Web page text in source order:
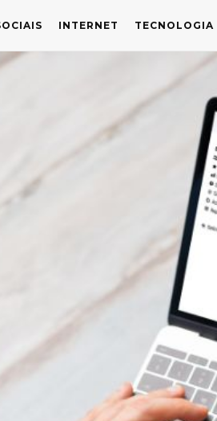
INTERNET TECNOLOGIA